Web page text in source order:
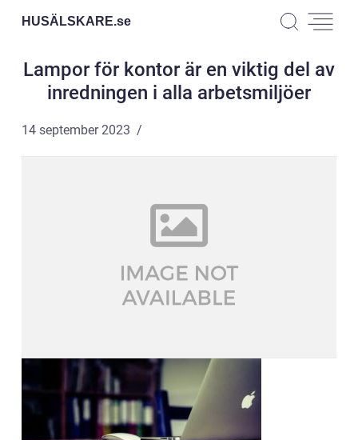
HUSÄLSKARE.se
Lampor för kontor är en viktig del av
inredningen i alla arbetsmiljöer
14 september 2023